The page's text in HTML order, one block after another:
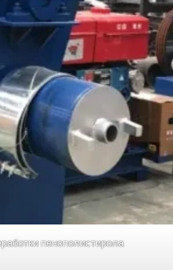
пенополистирола